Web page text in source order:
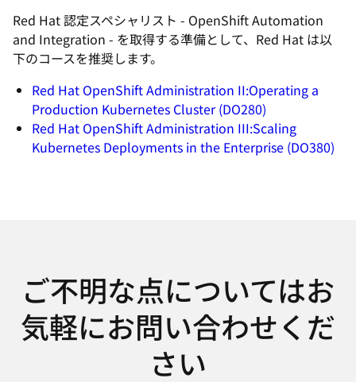
Red Hat 認定スペシャリスト - OpenShift Automation
and Integration - を取得する準備として、Red Hat は以
下のコースを推奨します。
Red Hat OpenShift Administration II:Operating a
Production Kubernetes Cluster (DO280)
Red Hat OpenShift Administration III:Scaling
Kubernetes Deployments in the Enterprise (DO380)
ご不明な点についてはお
気軽にお問い合わせくだ
さい